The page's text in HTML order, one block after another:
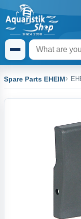
Spare Parts EHEIM